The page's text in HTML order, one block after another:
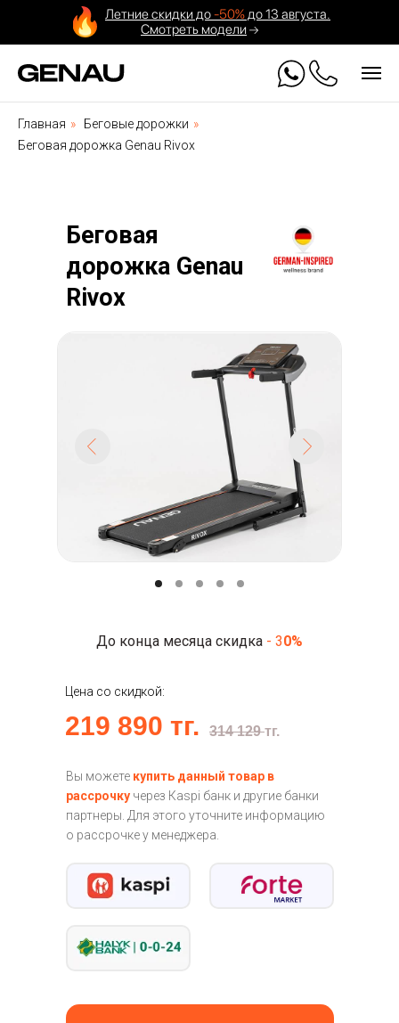
Летние скидки до-50%до 13 августа.
Смотреть модели
Главная » Беговые дорожки »
Беговая дорожка Genau Rivox
Беговая
дорожка Genau
Rivox
219 890 тг.
Вы можете купить данный товар в
рассрочку через Кaspi банк и другие банки
партнеры. Для этого уточните информацию
о рассрочке у менеджера.
Цена со скидкой:
До конца месяца скидка - 30%
314 129тг.